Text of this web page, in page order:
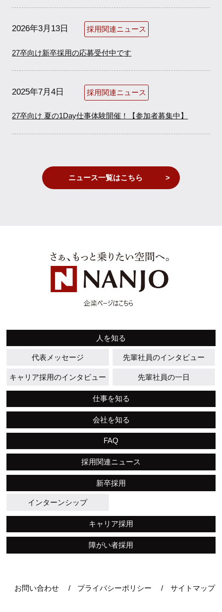
2026年3月13日 採用関連ニュース
27卒向け新卒採用の応募受付中です
2025年7月4日 採用関連ニュース
27卒向け 夏の1Day仕事体験開催！【参加者募集中】
ニュース一覧はこちら
人を知る
代表メッセージ 先輩社員のインタビュー
キャリア採用のインタビュー 先輩社員の一日
仕事を知る
会社を知る
FAQ
採用関連ニュース
新卒採用
インターンシップ
キャリア採用
障がい者採用
お問い合わせ プライバシーポリシー サイトマップ